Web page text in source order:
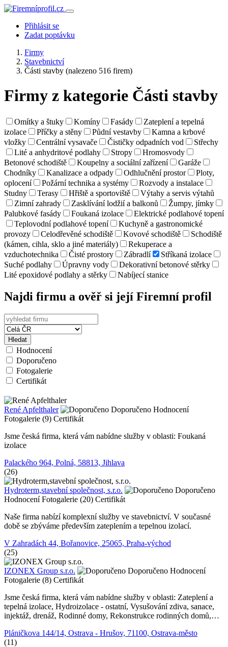
Přihlásit se
Zadat poptávku
Firmy
Stavebnictví
Části stavby (nalezeno 516 firem)
Firmy z kategorie Části stavby
Omítky a štuky Komíny Fasády
Zateplení a tepelná
izolace
Příčky a stěny Půdní vestavby
Kamna a krbové
vložky
Centrální vysavače Čističky odpadních vod
Střechy
Lité a anhydritové podlahy
Stropy
Hromosvody
Betonové schodiště
Koupelny a sociální zařízení
Garáže
Chodníky
Kanalizace a odpady Odhlučnění prostor
Ploty,
oplocení
Požární technika a systémy
Rozvody a instalace
Studny
Terasy Hřiště a sportoviště
Výtahy a servis výtahů
Zimní zahrady
Zasklívání lodžií a balkonů
Žumpy, jímky
Palubkové fasády
Foukaná izolace
Elektrické podlahové topení
Teplovodní podlahové topení
Kuchyně a gastronomické
provozy
Celodřevěné schodiště Kovové schodiště
Schodiště
(kámen, cihla, sklo a jiné materiály)
Rekuperace a
vzduchotechnika
Čisté prostory Zábradlí
Stříkaná izolace
Suché podlahy
Úpravny vody
Dekorativní betonové stěrky
Lité epoxidové podlahy a stěrky
Nabíjecí stanice
Najdi firmu a ověř si její Firemní profil
Hledat
Hodnocení
Doporučeno
Fotogalerie
Certifikát
René Apfelthaler Doporučeno Hodnocení
Fotogalerie (9) Certifikát
Jsme česká firma, která vám nabídne služby v oblasti: Foukaná
izolace
Palackého 964, Polná, 58813, Jihlava
(26)
Hydroterm,stavební společnost, s.r.o.
Doporučeno
Hodnocení Fotogalerie (20) Certifikát
Naše firma nabízí komplexní služby ve stavebnictví. V současné
době se zbýváme především zateplením a tepelnou izolací.
V Zahradách 44, Bořanovice, 25065, Praha-východ
(25)
IZONEX Group s.r.o. Doporučeno Hodnocení
Fotogalerie (8) Certifikát
Jsme česká firma, která vám nabídne služby v oblasti: Zateplení a
tepelná izolace, Hydroizolace - ostatní, Vysušování zdiva, sanace,
injektáž, drenáž, Rodinné domy, Rekonstrukce rodinných domů,…
Pláničkova 144/14, Ostrava - Hrušov, 71100, Ostrava-město
(11)